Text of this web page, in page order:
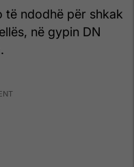
të ndodhë për shkak
në gypin DN